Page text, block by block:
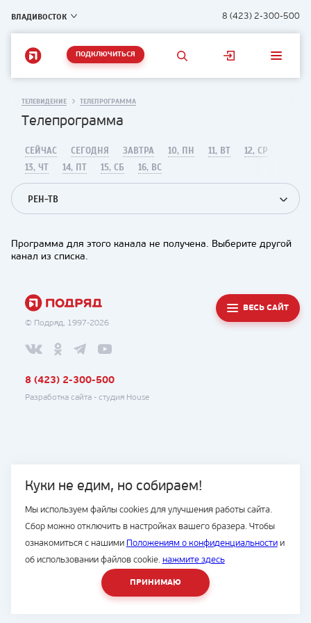
ВЛАДИВОСТОК 8 (423) 2-300-500
ПОДКЛЮЧИТЬСЯ
Куки не едим, но собираем!
Мы используем файлы cookies для улучшения работы сайта.
Сбор можно отключить в настройках вашего бразера. Чтобы
ознакомиться с нашими Положениям о конфиденциальностии
об использовании файлов cookie. нажмите здесь
ПРИНИМАЮ
ТЕЛЕВИДЕНИЕ ТЕЛЕПРОГРАММА
Телепрограмма
СЕЙЧАС СЕГОДНЯ ЗАВТРА 10, ПН 11, ВТ
12, СР
13, ЧТ
14, ПТ 15, СБ 16, ВС
РЕН-ТВ
Программа для этого канала не получена. Выберите другой
канал из списка.
© Подряд, 1997-2026
ВЕСЬ САЙТ
8 (423) 2-300-500
Разработка сайта - студия House